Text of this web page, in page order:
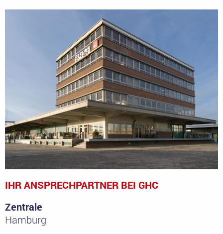
IHR ANSPRECHPARTNER BEI GHC
Zentrale
Hamburg